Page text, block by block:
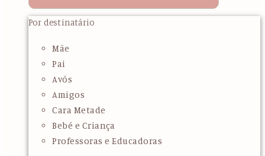
Por destinatário
Mãe
Pai
Avós
Amigos
Cara Metade
Bebé e Criança
Professoras e Educadoras